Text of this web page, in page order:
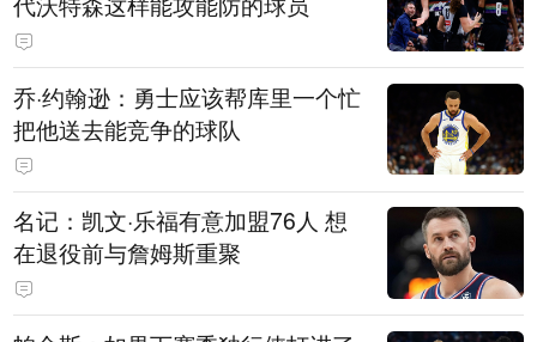
乔·约翰逊：勇士应该帮库里一个忙
把他送去能竞争的球队
名记：凯文·乐福有意加盟76人 想
在退役前与詹姆斯重聚